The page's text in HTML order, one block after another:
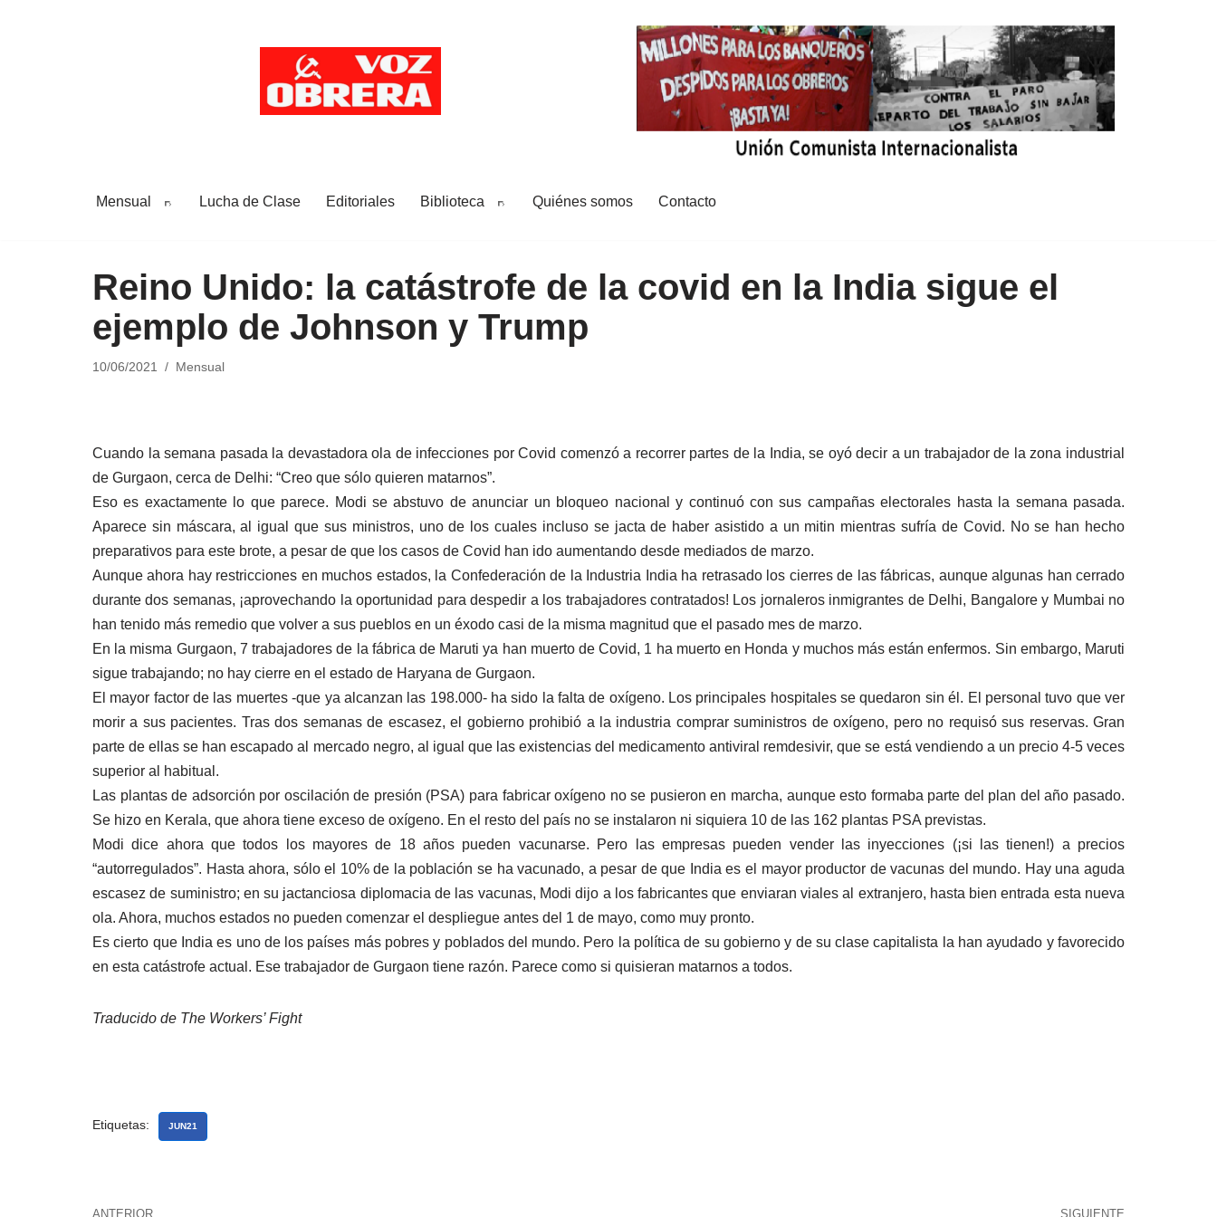
Mensual Lucha de Clase Editoriales Biblioteca Quiénes somos Contacto
Reino Unido: la catástrofe de la covid en la India sigue el
ejemplo de Johnson y Trump
10/06/2021 Mensual
Cuando la semana pasada la devastadora ola de infecciones por Covid comenzó a recorrer partes de la India, se oyó decir a un trabajador de la zona industrial
de Gurgaon, cerca de Delhi: “Creo que sólo quieren matarnos”.
Eso es exactamente lo que parece. Modi se abstuvo de anunciar un bloqueo nacional y continuó con sus campañas electorales hasta la semana pasada.
Aparece sin máscara, al igual que sus ministros, uno de los cuales incluso se jacta de haber asistido a un mitin mientras sufría de Covid. No se han hecho
preparativos para este brote, a pesar de que los casos de Covid han ido aumentando desde mediados de marzo.
Aunque ahora hay restricciones en muchos estados, la Confederación de la Industria India ha retrasado los cierres de las fábricas, aunque algunas han cerrado
durante dos semanas, ¡aprovechando la oportunidad para despedir a los trabajadores contratados! Los jornaleros inmigrantes de Delhi, Bangalore y Mumbai no
han tenido más remedio que volver a sus pueblos en un éxodo casi de la misma magnitud que el pasado mes de marzo.
En la misma Gurgaon, 7 trabajadores de la fábrica de Maruti ya han muerto de Covid, 1 ha muerto en Honda y muchos más están enfermos. Sin embargo, Maruti
sigue trabajando; no hay cierre en el estado de Haryana de Gurgaon.
El mayor factor de las muertes -que ya alcanzan las 198.000- ha sido la falta de oxígeno. Los principales hospitales se quedaron sin él. El personal tuvo que ver
morir a sus pacientes. Tras dos semanas de escasez, el gobierno prohibió a la industria comprar suministros de oxígeno, pero no requisó sus reservas. Gran
parte de ellas se han escapado al mercado negro, al igual que las existencias del medicamento antiviral remdesivir, que se está vendiendo a un precio 4-5 veces
superior al habitual.
Las plantas de adsorción por oscilación de presión (PSA) para fabricar oxígeno no se pusieron en marcha, aunque esto formaba parte del plan del año pasado.
Se hizo en Kerala, que ahora tiene exceso de oxígeno. En el resto del país no se instalaron ni siquiera 10 de las 162 plantas PSA previstas.
Modi dice ahora que todos los mayores de 18 años pueden vacunarse. Pero las empresas pueden vender las inyecciones (¡si las tienen!) a precios
“autorregulados”. Hasta ahora, sólo el 10% de la población se ha vacunado, a pesar de que India es el mayor productor de vacunas del mundo. Hay una aguda
escasez de suministro; en su jactanciosa diplomacia de las vacunas, Modi dijo a los fabricantes que enviaran viales al extranjero, hasta bien entrada esta nueva
ola. Ahora, muchos estados no pueden comenzar el despliegue antes del 1 de mayo, como muy pronto.
Es cierto que India es uno de los países más pobres y poblados del mundo. Pero la política de su gobierno y de su clase capitalista la han ayudado y favorecido
en esta catástrofe actual. Ese trabajador de Gurgaon tiene razón. Parece como si quisieran matarnos a todos.
Traducido de The Workers’ Fight
Etiquetas: JUN21
ANTERIOR SIGUIENTE